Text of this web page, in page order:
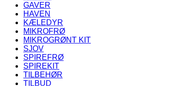
GAVER
HAVEN
KÆLEDYR
MIKROFRØ
MIKROGRØNT KIT
SJOV
SPIREFRØ
SPIREKIT
TILBEHØR
TILBUD